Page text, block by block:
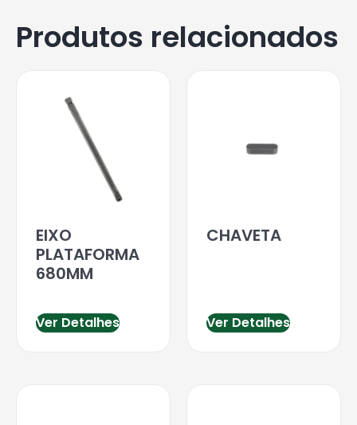
Produtos relacionados
EIXO
PLATAFORMA
680MM
Ver Detalhes
CHAVETA
Ver Detalhes